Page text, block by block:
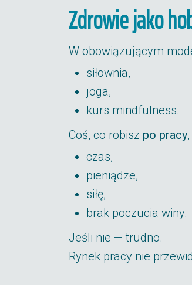
Zdrowie jako
W obowiązującym
siłownia,
joga,
kurs mindfulness.
Coś, co robisz po pracy
czas,
pieniądze,
siłę,
brak poczucia winy.
Jeśli nie — trudno.
Rynek pracy nie